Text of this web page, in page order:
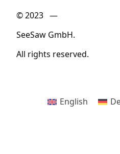
© 2023 —
SeeSaw GmbH.
All rights reserved.
English